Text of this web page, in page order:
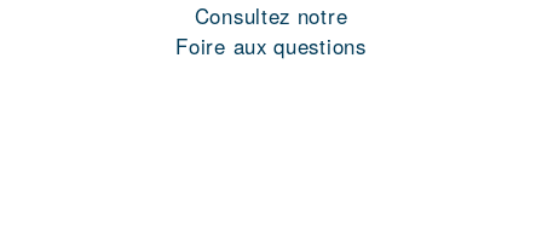
Consultez notre
Foire aux questions